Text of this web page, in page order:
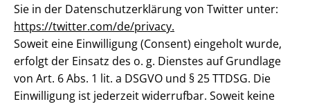
Sie in der Datenschutzerklärung von Twitter unter:
https://twitter.com/de/privacy.
Soweit eine Einwilligung (Consent) eingeholt wurde,
erfolgt der Einsatz des o. g. Dienstes auf Grundlage
von Art. 6 Abs. 1 lit. a DSGVO und § 25 TTDSG. Die
Einwilligung ist jederzeit widerrufbar. Soweit keine